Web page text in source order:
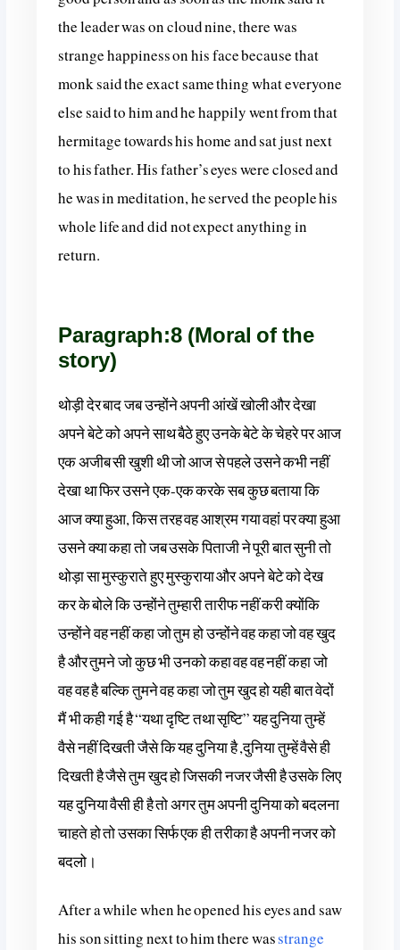
the leader was on cloud nine, there was
strange happiness on his face because that
monk said the exact same thing what everyone
else said to him and he happily went from that
hermitage towards his home and sat just next
to his father. His father’s eyes were closed and
he was in meditation, he served the people his
whole life and did not expect anything in
return.
Paragraph:8 (Moral of the
story)
थोड़ी देर बाद जब उन्होंने अपनी आंखें खोली और देखा
अपने बेटे को अपने साथ बैठे हुए उनके बेटे के चेहरे पर आज
एक अजीब सी खुशी थी जो आज से पहले उसने कभी नहीं
देखा था फिर उसने एक-एक करके सब कुछ बताया कि
आज क्या हुआ, किस तरह वह आश्रम गया वहां पर क्या हुआ
उसने क्या कहा तो जब उसके पिताजी ने पूरी बात सुनी तो
थोड़ा सा मुस्कुराते हुए मुस्कुराया और अपने बेटे को देख
कर के बोले किउन्होंने तुम्हारी तारीफ नहीं करी क्योंकि
उन्होंने वह नहीं कहा जो तुम हो उन्होंने वह कहा जो वह खुद
है और तुमने जो कुछ भी उनको कहा वह वह नहीं कहा जो
वह वह है बल्कि तुमने वह कहा जो तुम खुद हो यही बात वेदों
मैं भी कही गई है “यथा दृष्टि तथा सृष्टि” यह दुनिया तुम्हें
वैसे नहीं दिखती जैसे कि यह दुनिया है ,दुनिया तुम्हें वैसे ही
दिखती है जैसे तुम खुद हो जिसकी नजर जैसी है उसके लिए
यह दुनिया वैसी ही है तो अगर तुम अपनी दुनिया को बदलना
चाहते हो तो उसका सिर्फ एक ही तरीका है अपनी नजर को
बदलो।
After a while when he opened his eyes and saw
his son sitting next to him there wasstrange